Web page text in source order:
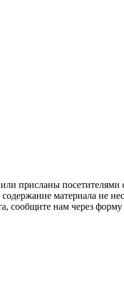
присланы посетителями
материала не
сообщите нам через форму